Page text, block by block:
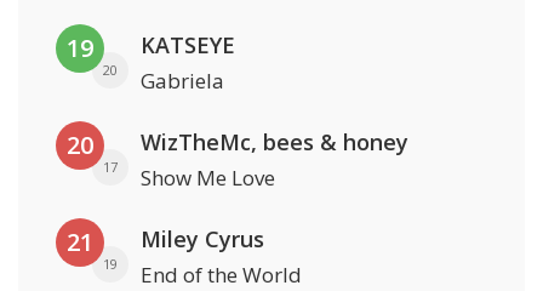
19
20
KATSEYE
Gabriela
20
17
WizTheMc, bees & honey
Show Me Love
21
19
Miley Cyrus
End of the World